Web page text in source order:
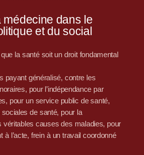
médecine dans le
et du social
la santé soit un droit fondamental
payant généralisé, contre les
pour l’indépendance par
pour un service public de santé,
de santé, pour la
véritables causes des maladies, pour
à l’acte, frein à un travail coordonné